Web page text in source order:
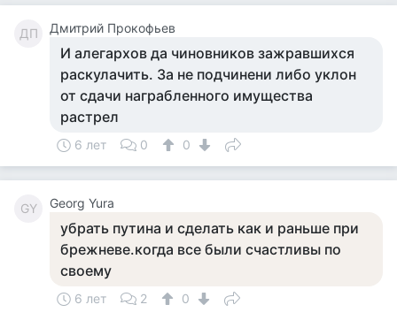
ДП Дмитрий Прокофьев
И алегархов да чиновников зажравшихся
раскулачить. За не подчинени либо уклон
от сдачи награбленного имущества
растрел
6 лет 0 0
GY Georg Yura
убрать путина и сделать как и раньше при
брежневе.когда все были счастливы по
своему
6 лет 2 0